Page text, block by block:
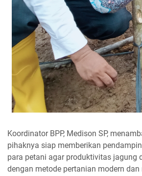
Koordinator BPP, Medison SP,
pihaknya siap memberikan
para petani agar produktivitas jagung
dengan metode pertanian modern